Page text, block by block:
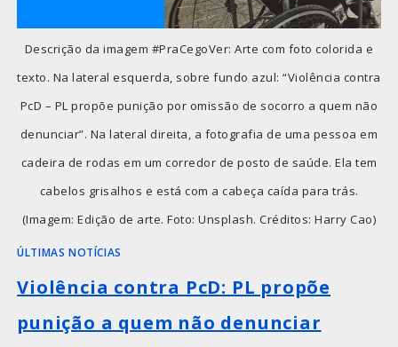
Descrição da imagem #PraCegoVer: Arte com foto colorida e
texto. Na lateral esquerda, sobre fundo azul: “Violência contra
PcD – PL propõe punição por omissão de socorro a quem não
denunciar”. Na lateral direita, a fotografia de uma pessoa em
cadeira de rodas em um corredor de posto de saúde. Ela tem
cabelos grisalhos e está com a cabeça caída para trás.
(Imagem: Edição de arte. Foto: Unsplash. Créditos: Harry Cao)
ÚLTIMAS NOTÍCIAS
Violência contra PcD: PL propõe
punição a quem não denunciar